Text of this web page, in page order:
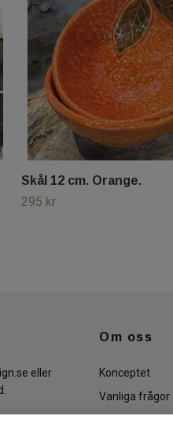
Skål 12 cm. Orange.
295 kr
eller
Om oss
Konceptet
Vanliga frågor